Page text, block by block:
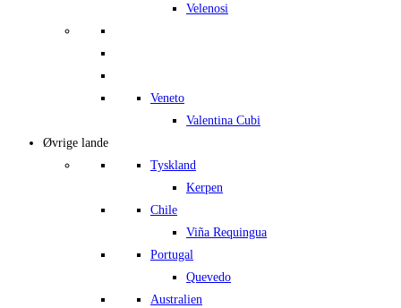
Velenosi
Veneto
Valentina Cubi
Øvrige lande
Tyskland
Kerpen
Chile
Viña Requingua
Portugal
Quevedo
Australien